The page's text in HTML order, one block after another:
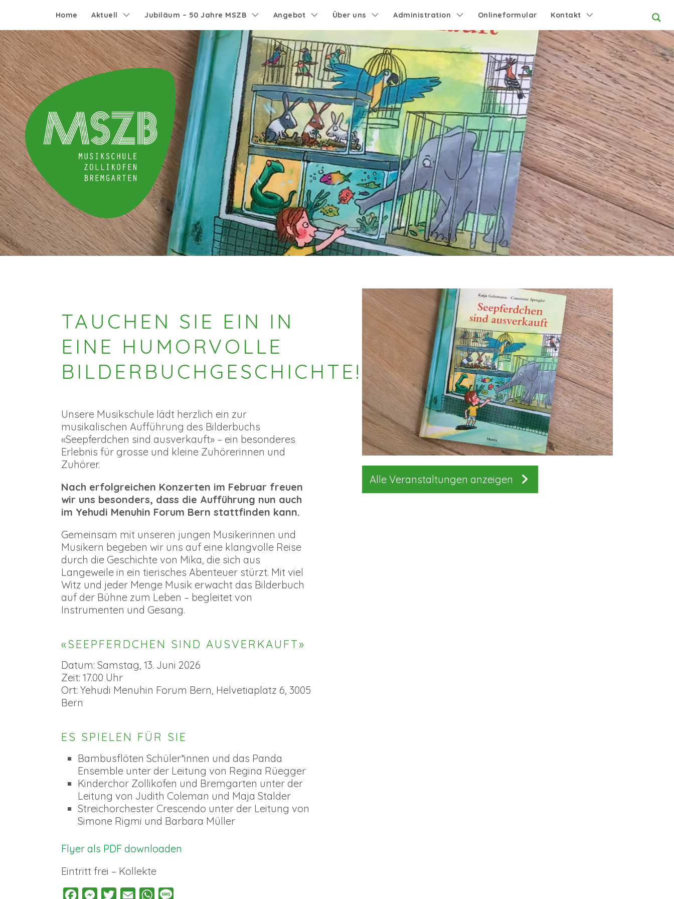
Home Aktuell Jubiläum – 50 Jahre MSZB Angebot Über uns Administration Onlineformular Kontakt
TAUCHEN SIE EIN IN
EINE HUMORVOLLE
BILDERBUCHGESCHICHTE!
Unsere Musikschule lädt herzlich ein zur
musikalischen Aufführung des Bilderbuchs
«Seepferdchen sind ausverkauft» – ein besonderes
Erlebnis für grosse und kleine Zuhörerinnen und
Zuhörer.
Nach erfolgreichen Konzerten im Februar freuen
wir uns besonders, dass die Aufführung nun auch
im Yehudi Menuhin Forum Bern stattfinden kann.
Gemeinsam mit unseren jungen Musikerinnen und
Musikern begeben wir uns auf eine klangvolle Reise
durch die Geschichte von Mika, die sich aus
Langeweile in ein tierisches Abenteuer stürzt. Mit viel
Witz und jeder Menge Musik erwacht das Bilderbuch
auf der Bühne zum Leben – begleitet von
Instrumenten und Gesang.
«SEEPFERDCHEN SIND AUSVERKAUFT»
Datum: Samstag, 13. Juni 2026
Zeit: 17.00 Uhr
Ort: Yehudi Menuhin Forum Bern, Helvetiaplatz 6, 3005
Bern
ES SPIELEN FÜR SIE
Bambusflöten Schüler*innen und das Panda
Ensemble unter der Leitung von Regina Rüegger
Kinderchor Zollikofen und Bremgarten unter der
Leitung von Judith Coleman und Maja Stalder
Streichorchester Crescendo unter der Leitung von
Simone Rigmi und Barbara Müller
Flyer als PDF downloaden
Eintritt frei – Kollekte
FacebookMessenger
Twitter Email WhatsApp
Alle Veranstaltungen anzeigen